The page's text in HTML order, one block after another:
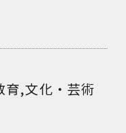
育,文化・芸術